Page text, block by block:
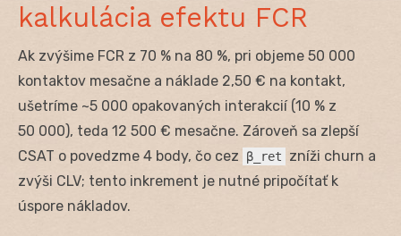
kalkulácia efektu FCR
Ak zvýšime FCR z 70 % na 80 %, pri objeme 50 000
kontaktov mesačne a náklade 2,50 € na kontakt,
ušetríme ~5 000 opakovaných interakcií (10 % z
50 000), teda 12 500 € mesačne. Zároveň sa zlepší
CSAT o povedzme 4 body, čo cez
β_ret
zníži churn a
zvýši CLV; tento inkrement je nutné pripočítať k
úspore nákladov.